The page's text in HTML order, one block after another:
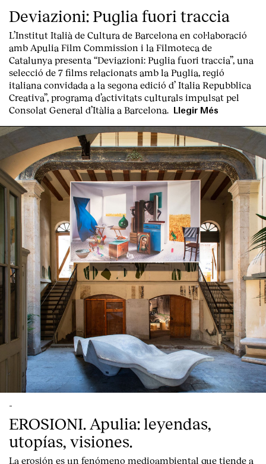
Index
Deviazioni: Puglia fuori traccia
L’Institut Italià de Cultura de Barcelona en col·laboració
amb Apulia Film Commission i la Filmoteca de
Catalunya presenta “Deviazioni: Puglia fuori traccia”, una
selecció de 7 films relacionats amb la Puglia , regió
italiana convidada a la segona edició d’ Italia Repubblica
Creativa”, programa d’activitats culturals impulsat pel
Consolat General d’Itàlia a Barcelona.
Llegir Més
-
EROSIONI. Apulia: leyendas,
utopías, visiones.
La erosión es un fenómeno medioambiental que tiende a